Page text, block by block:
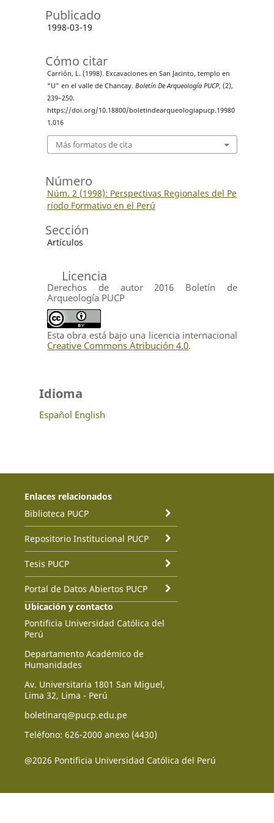
Publicado
1998-03-19
Cómo citar
Carrión, L. (1998). Excavaciones en San Jacinto, templo en
“U” en el valle de Chancay. Boletín De Arqueología PUCP, (2),
239–250.
https://doi.org/10.18800/boletindearqueologiapucp.19980
1.016
Más formatos de cita
Número
Núm. 2 (1998): Perspectivas Regionales del Pe
ríodo Formativo en el Perú
Sección
Artículos
Licencia
Derechos de autor 2016 Boletín de
Arqueología PUCP
Esta obra está bajo una licencia internacional
Creative Commons Atribución 4.0.
Idioma
Español English
Enlaces relacionados
Biblioteca PUCP
Repositorio Institucional PUCP
Tesis PUCP
Portal de Datos Abiertos PUCP
Ubicación y contacto
Pontificia Universidad Católica del
Perú
Departamento Académico de
Humanidades
Av. Universitaria 1801 San Miguel,
Lima 32, Lima - Perú
boletinarq@pucp.edu.pe
Teléfono: 626-2000 anexo (4430)
@2026 Pontificia Universidad Católica del Perú